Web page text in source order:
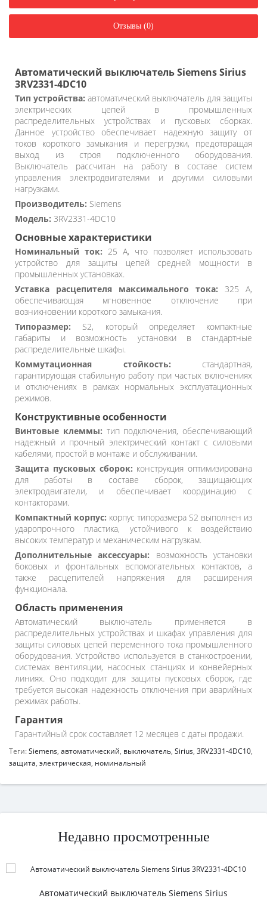
Отзывы (0)
Автоматический выключатель Siemens Sirius
3RV2331-4DC10
Тип устройства: автоматический выключатель для защиты
электрических цепей в промышленных
распределительных устройствах и пусковых сборках.
Данное устройство обеспечивает надежную защиту от
токов короткого замыкания и перегрузки, предотвращая
выход из строя подключенного оборудования.
Выключатель рассчитан на работу в составе систем
управления электродвигателями и другими силовыми
нагрузками.
Производитель: Siemens
Модель: 3RV2331-4DC10
Основные характеристики
Номинальный ток: 25 А, что позволяет использовать
устройство для защиты цепей средней мощности в
промышленных установках.
Уставка расцепителя максимального тока: 325 А,
обеспечивающая мгновенное отключение при
возникновении короткого замыкания.
Типоразмер: S2, который определяет компактные
габариты и возможность установки в стандартные
распределительные шкафы.
Коммутационная стойкость: стандартная,
гарантирующая стабильную работу при частых включениях
и отключениях в рамках нормальных эксплуатационных
режимов.
Конструктивные особенности
Винтовые клеммы: тип подключения, обеспечивающий
надежный и прочный электрический контакт с силовыми
кабелями, простой в монтаже и обслуживании.
Защита пусковых сборок: конструкция оптимизирована
для работы в составе сборок, защищающих
электродвигатели, и обеспечивает координацию с
контакторами.
Компактный корпус: корпус типоразмера S2 выполнен из
ударопрочного пластика, устойчивого к воздействию
высоких температур и механическим нагрузкам.
Дополнительные аксессуары: возможность установки
боковых и фронтальных вспомогательных контактов, а
также расцепителей напряжения для расширения
функционала.
Область применения
Автоматический выключатель применяется в
распределительных устройствах и шкафах управления для
защиты силовых цепей переменного тока промышленного
оборудования. Устройство используется в станкостроении,
системах вентиляции, насосных станциях и конвейерных
линиях. Оно подходит для защиты пусковых сборок, где
требуется высокая надежность отключения при аварийных
режимах работы.
Гарантия
Гарантийный срок составляет 12 месяцев с даты продажи.
Теги:Siemens, автоматический, выключатель, Sirius, 3RV2331-4DC10,
защита, электрическая, номинальный
Недавно просмотренные
Автоматический выключатель Siemens Sirius